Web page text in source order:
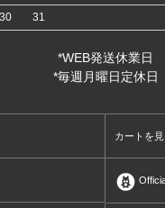
30
31
*WEB発送休業日
*毎週月曜日定休日
カートを見